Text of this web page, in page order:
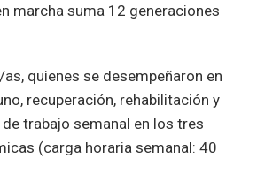
marcha suma 12 generaciones
quienes se desempeñaron en
recuperación, rehabilitación y
trabajo semanal en los tres
(carga horaria semanal: 40